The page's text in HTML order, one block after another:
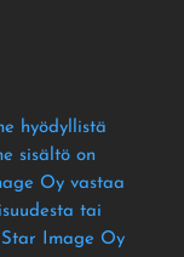
hyödyllistä
sisältö on
Oy vastaa
tai
Image Oy